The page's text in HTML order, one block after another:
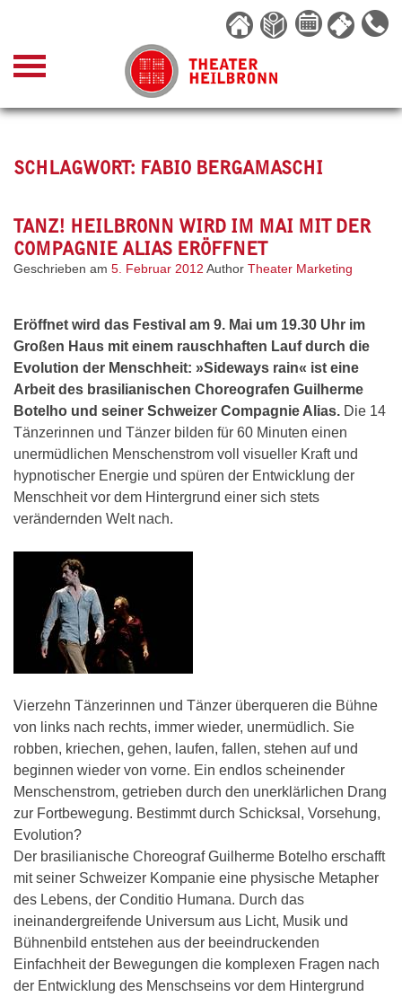
content
SCHLAGWORT: FABIO BERGAMASCHI
TANZ! HEILBRONN WIRD IM MAI MIT DER
COMPAGNIE ALIAS ERÖFFNET
Geschrieben am 5. Februar 2012 Author Theater Marketing
Eröffnet wird das Festival am 9. Mai um 19.30 Uhr im
Großen Haus mit einem rauschhaften Lauf durch die
Evolution der Menschheit: »Sideways rain« ist eine
Arbeit des brasilianischen Choreografen Guilherme
Botelho und seiner Schweizer Compagnie Alias. Die 14
Tänzerinnen und Tänzer bilden für 60 Minuten einen
unermüdlichen Menschenstrom voll visueller Kraft und
hypnotischer Energie und spüren der Entwicklung der
Menschheit vor dem Hintergrund einer sich stets
verändernden Welt nach.
Vierzehn Tänzerinnen und Tänzer überqueren die Bühne
von links nach rechts, immer wieder, unermüdlich. Sie
robben, kriechen, gehen, laufen, fallen, stehen auf und
beginnen wieder von vorne. Ein endlos scheinender
Menschenstrom, getrieben durch den unerklärlichen Drang
zur Fortbewegung. Bestimmt durch Schicksal, Vorsehung,
Evolution?
Der brasilianische Choreograf Guilherme Botelho erschafft
mit seiner Schweizer Kompanie eine physische Metapher
des Lebens, der Conditio Humana. Durch das
ineinandergreifende Universum aus Licht, Musik und
Bühnenbild entstehen aus der beeindruckenden
Einfachheit der Bewegungen die komplexen Fragen nach
der Entwicklung des Menschseins vor dem Hintergrund